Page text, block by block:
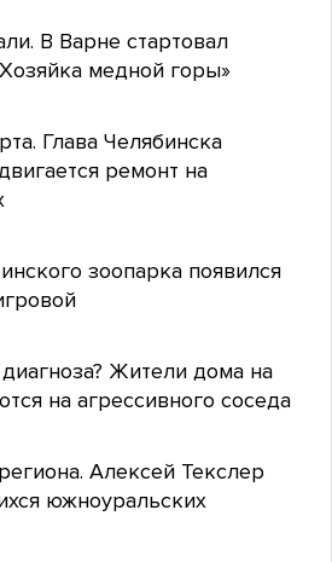
В Варне стартовал
медной горы»
Глава Челябинска
ремонт на
зоопарка появился
Жители дома на
на агрессивного соседа
Алексей Текслер
южноуральских